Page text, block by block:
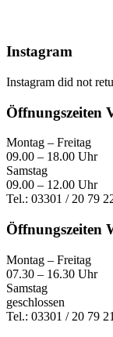
Instagram
Instagram did not
Öffnungszeiten
Montag – Freitag
09.00 – 18.00 Uhr
Samstag
09.00 – 12.00 Uhr
Tel.: 03301 / 20 79
Öffnungszeiten
Montag – Freitag
07.30 – 16.30 Uhr
Samstag
geschlossen
Tel.: 03301 / 20 79